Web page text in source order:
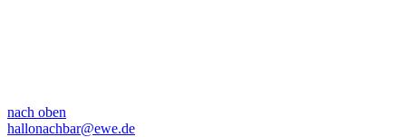
nach oben
hallonachbar@ewe.de